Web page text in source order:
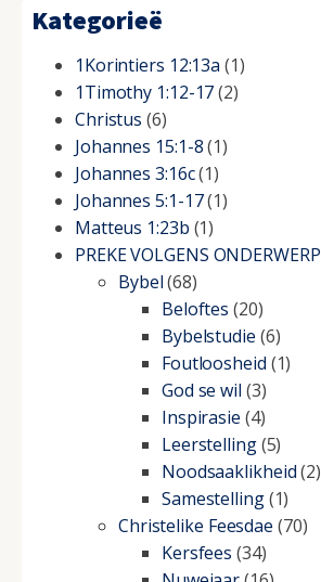
Kategorieë
1Korintiers 12:13a (1)
1Timothy 1:12-17(2)
Christus (6)
Johannes 15:1-8(1)
Johannes 3:16c(1)
Johannes 5:1-17(1)
Matteus 1:23b (1)
PREKE VOLGENS ONDERWERP
Bybel(68)
Beloftes (20)
Bybelstudie (6)
Foutloosheid (1)
God se wil (3)
Inspirasie (4)
Leerstelling(5)
Noodsaaklikheid(2)
Samestelling(1)
Christelike Feesdae (70)
Kersfees (34)